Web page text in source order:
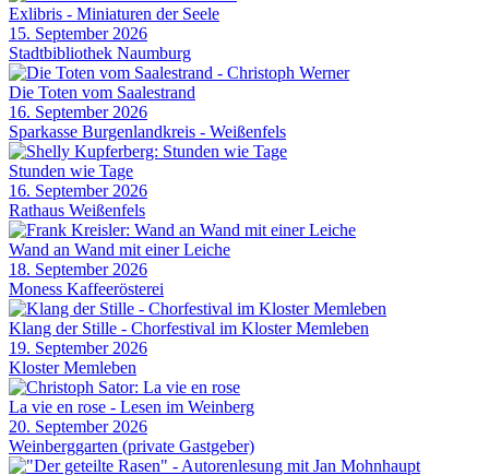
Exlibris - Miniaturen der Seele
15. September 2026
Stadtbibliothek Naumburg
Die Toten vom Saalestrand
16. September 2026
Sparkasse Burgenlandkreis - Weißenfels
Stunden wie Tage
16. September 2026
Rathaus Weißenfels
Wand an Wand mit einer Leiche
18. September 2026
Moness Kaffeerösterei
Klang der Stille - Chorfestival im Kloster Memleben
19. September 2026
Kloster Memleben
La vie en rose - Lesen im Weinberg
20. September 2026
Weinberggarten (private Gastgeber)